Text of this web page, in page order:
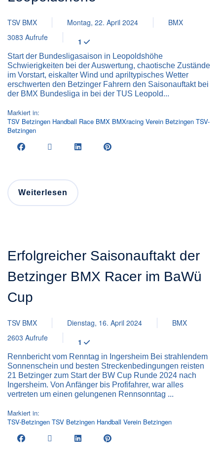
TSV BMX Montag, 22. April 2024
BMX
3083 Aufrufe
1
Start der Bundesligasaison in Leopoldshöhe
Schwierigkeiten bei der Auswertung, chaotische Zustände
im Vorstart, eiskalter Wind und apriltypisches Wetter
erschwerten den Betzinger Fahrern den Saisonauftakt bei
der BMX Bundesliga in bei der TUS Leopold...
Markiert in:
TSV Betzingen Handball Race BMX BMXracing Verein Betzingen TSV-
Betzingen
Weiterlesen
Erfolgreicher Saisonauftakt der
Betzinger BMX Racer im BaWü
Cup
TSV BMX Dienstag, 16. April 2024
BMX
2603 Aufrufe
1
Rennbericht vom Renntag in Ingersheim Bei strahlendem
Sonnenschein und besten Streckenbedingungen reisten
21 Betzinger zum Start der BW Cup Runde 2024 nach
Ingersheim. Von Anfänger bis Profifahrer, war alles
vertreten um einen gelungenen Rennsonntag ...
Markiert in:
TSV-Betzingen TSV Betzingen Handball Verein Betzingen